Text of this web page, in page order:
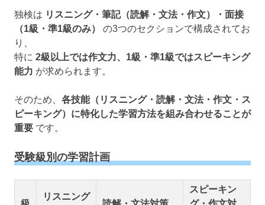
独検は リスニング・筆記（読解・文法・作文）・面接
（1級・準1級のみ）
の3つのセクションで構成されてお
り、
特に 2級以上では作文力、1級・準1級ではスピーキング
能力 が求められます。
そのため、 各技能（リスニング・読解・文法・作文・ス
ピーキング）に特化した学習方法を組み合わせることが
重要 です。
受験級別の学習計画
リスニング
スピーキン